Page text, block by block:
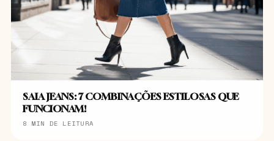
SAIA JEANS: 7 COMBINAÇÕES ESTILOSAS QUE
FUNCIONAM!
8 MIN DE LEITURA